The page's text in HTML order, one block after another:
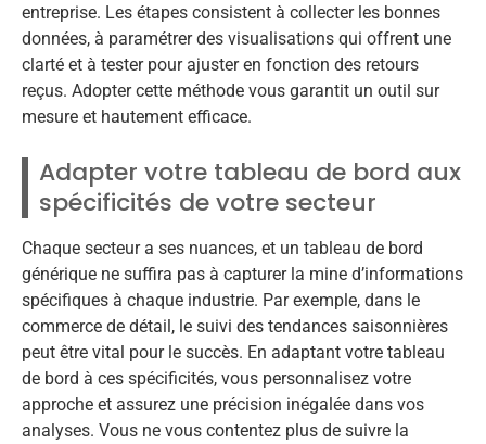
entreprise. Les étapes consistent à collecter les bonnes
données, à paramétrer des visualisations qui offrent une
clarté et à tester pour ajuster en fonction des retours
reçus. Adopter cette méthode vous garantit un outil sur
mesure et hautement efficace.
Adapter votre tableau de bord aux
spécificités de votre secteur
Chaque secteur a ses nuances, et un tableau de bord
générique ne suffira pas à capturer la mine d’informations
spécifiques à chaque industrie. Par exemple, dans le
commerce de détail, le suivi des tendances saisonnières
peut être vital pour le succès. En adaptant votre tableau
de bord à ces spécificités, vous personnalisez votre
approche et assurez une précision inégalée dans vos
analyses. Vous ne vous contentez plus de suivre la